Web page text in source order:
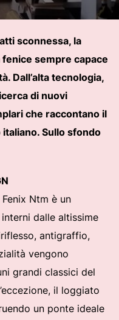
sconnessa, la
fenice sempre capace
Dall’alta tecnologia,
di nuovi
che raccontano il
Sullo sfondo
Ntm è un
dalle altissime
antigraffio,
vengono
grandi classici del
il loggiato
un ponte ideale